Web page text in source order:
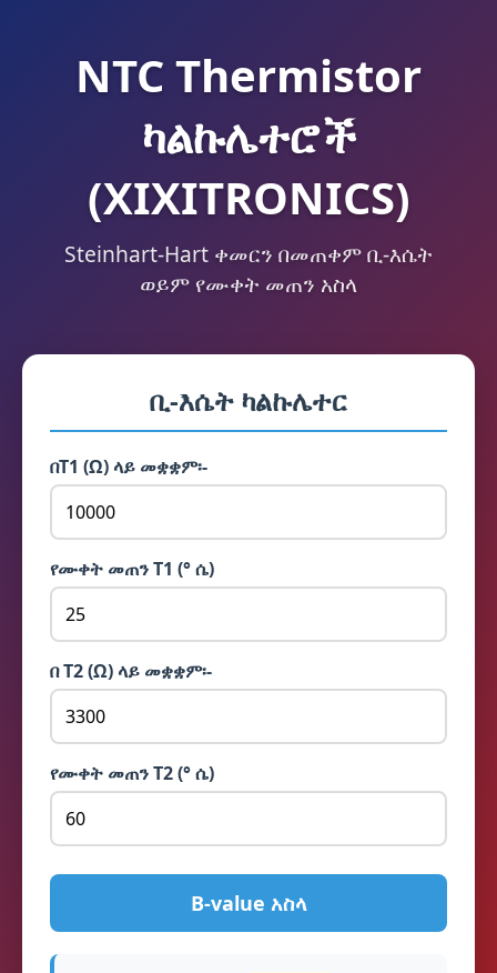
NTC Thermistor
ካልኩሌተሮች
(XIXITRONICS)
Steinhart-Hart ቀመርን በመጠቀም ቢ-እሴት
ወይም የሙቀት መጠን አስላ
ቢ-እሴት ካልኩሌተር
በT1 (Ω) ላይ መቋቋም፡-
የሙቀት መጠን T1 (° ሴ)
በ T2 (Ω) ላይ መቋቋም፡-
የሙቀት መጠን T2 (° ሴ)
B-value አስላ